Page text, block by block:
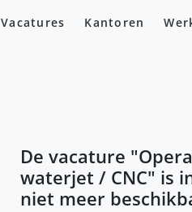
Vacatures Kantoren
De vacature "
waterjet / CNC" is
niet meer